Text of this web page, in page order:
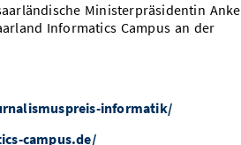
Ministerpräsidentin Anke
Informatics Campus an der
informatik/
campus.de/